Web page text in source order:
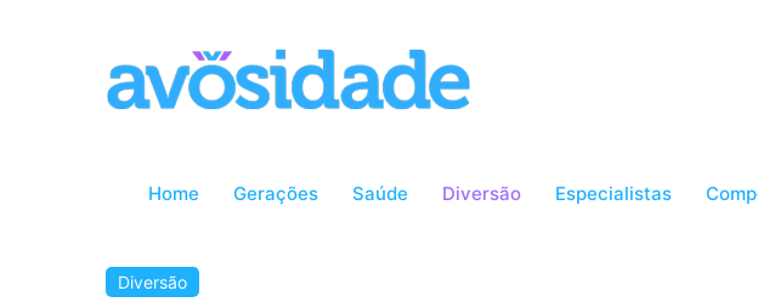
Home Gerações Saúde Diversão Especialistas
Diversão